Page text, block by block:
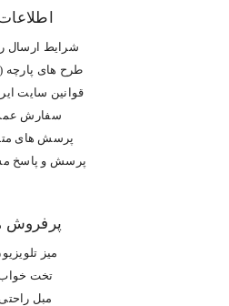
شرایط ارسال
طرح های پارچه
قوانین سایت
سفارش
پرسش های
پرسش و پاسخ
پرفروش
میز
تخت
مبل راحتی